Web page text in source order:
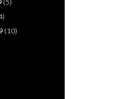
(5)
(10)